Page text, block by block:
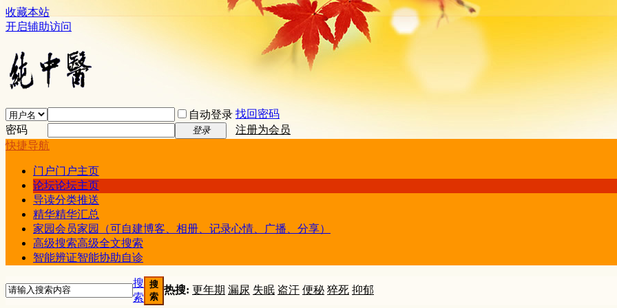
收藏本站
开启辅助访问
自动登录 找回密码
密码
登录
注册为会员
快捷导航
门户门户主页
论坛论坛主页
导读分类推送
精华精华汇总
家园会员家园（可自建博客、相册、记录心情、广播、分享）
高级搜索高级全文搜索
智能辨证智能协助自诊
搜
索
搜
索
热搜: 更年期 漏尿 失眠 盗汗 便秘 猝死 抑郁